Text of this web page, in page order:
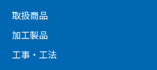
取扱商品
加工製品
工事・工法